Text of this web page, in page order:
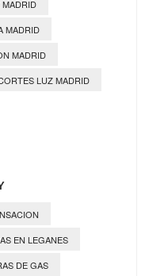
MADRID
MADRID
LUZ MADRID
EN LEGANES
DE GAS